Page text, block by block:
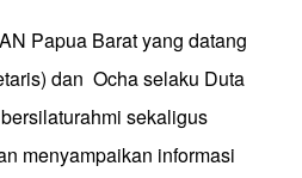
Papua Barat yang datang
dan Ocha selaku Duta
sekaligus
menyampaikan informasi